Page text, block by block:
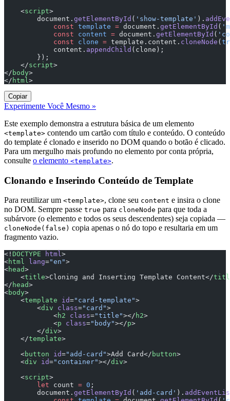
    <
script>
        document.
getElementById ( 'show-template' ).
            const
template = document. getElementById (
            const
content = document. getElementById (
            const
clone = template.content. cloneNode (
            content.
appendChild (clone);
        });
    </
script>
</ body>
</ html >
Copiar
Experimente Você Mesmo »
Este exemplo demonstra a estrutura básica de um elemento
<template> contendo um cartão com título e conteúdo. O conteúdo
do template é clonado e inserido no DOM quando o botão é clicado.
Para um mergulho mais profundo no elemento por conta própria,
consulte o elemento <template>.
Clonando e Inserindo Conteúdo de Template
Para reutilizar um <template>, clone seu content e insira o clone
no DOM. Sempre passe true para cloneNode para que toda a
subárvore (o elemento e todos os seus descendentes) seja copiada —
cloneNode(false) copia apenas o nó do topo e resultaria em um
fragmento vazio.
<! DOCTYPE html>
<html lang="en">
<head>
    <
title>Cloning and Inserting Template Content</
</ head>
<body>
    <
template id="card-template">
        <
div class="card">
            <
h2 class="title"></ h2>
            <
p class="body"></p>
        </
div>
    </
template>
    <
button id="add-card">Add Card</ button>
    <
div id="container"></div>
    <
script>
        let
count = 0 ;
        document.
getElementById ( 'add-card' ).